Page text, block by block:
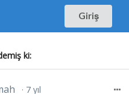
Giriş
ki:
7 yıl